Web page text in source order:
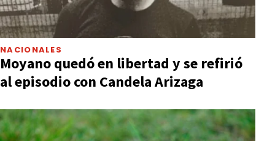
NACIONALES
Moyano quedó en libertad y se refirió
al episodio con Candela Arizaga